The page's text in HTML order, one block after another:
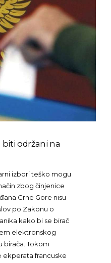
održani na
izbori teško mogu
zbog činjenice
Crne Gore nisu
po Zakonu o
kako bi se birač
elektronskog
birača. Tokom
francuske